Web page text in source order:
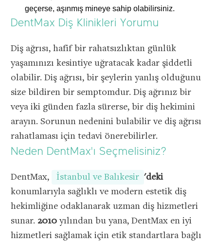
geçerse, aşınmış mineye sahip olabilirsiniz.
DentMax Diş Klinikleri Yorumu
Diş ağrısı, hafif bir rahatsızlıktan günlük
yaşamınızı kesintiye uğratacak kadar şiddetli
olabilir. Diş ağrısı, bir şeylerin yanlış olduğunu
size bildiren bir semptomdur. Diş ağrınız bir
veya iki günden fazla sürerse, bir diş hekimini
arayın. Sorunun nedenini bulabilir ve diş ağrısı
rahatlaması için tedavi önerebilirler.
Neden DentMax'ı Seçmelisiniz?
DentMax, İstanbul ve Balıkesir 'deki
konumlarıyla sağlıklı ve modern estetik diş
hekimliğine odaklanarak uzman diş hizmetleri
sunar. 2010 yılından bu yana, DentMax en iyi
hizmetleri sağlamak için etik standartlara bağlı